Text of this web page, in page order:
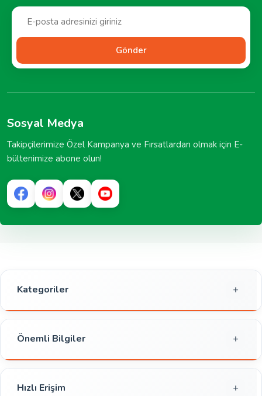
Gönder
Sosyal Medya
Takipçilerimize Özel Kampanya ve Fırsatlardan olmak için E-
bültenimize abone olun!
Kategoriler
Gıda
Kahvaltılık
Önemli Bilgiler
Gizlilik ve Güvenlik
Çerez Politikası
Hızlı Erişim